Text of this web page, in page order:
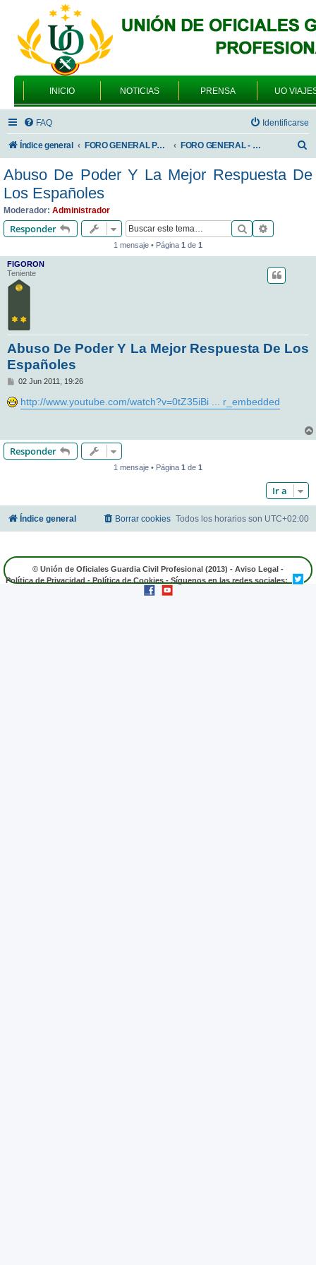
INICIO NOTICIAS PRENSA UO
FAQ Identificarse
Índice general FORO GENERAL PARA TODOS LOS USUARIOS FORO GENERAL - SONRIA, POR FAVOR
s
Abuso De Poder Y La Mejor Respuesta De
Los Españoles
Moderador: Administrador
Responder Buscar
1 mensaje • Página 1 de 1
FIGORON
Teniente
Abuso De Poder Y La Mejor Respuesta De Los
Españoles
M
n
s
02 Jun 2011, 19:26
http://www.youtube.com/watch?v=0tZ35iBi ... r_embedded
Responder
1 mensaje • Página 1 de 1
Ir a
Índice general Todos los horarios son UTC+02:00
Borrar cookies
© Unión de Oficiales Guardia Civil Profesional (2013) - Aviso Legal -
Política de Privacidad - Política de Cookies - Síguenos en las redes sociales: